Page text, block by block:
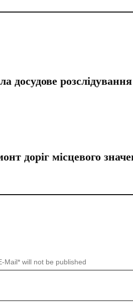
досудове розслідування
доріг місцевого